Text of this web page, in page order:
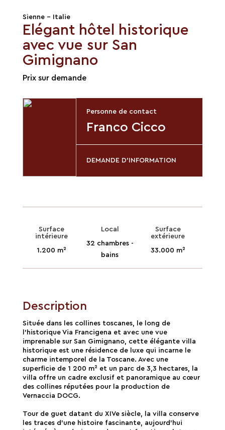
Sienne - Italie
Elégant hôtel historique
avec vue sur San
Gimignano
Prix sur demande
Personne de contact
Franco Cicco
DEMANDE D'INFORMATION
Surface
intérieure
1.200 m²
Local
32 chambres -
bains
Surface
extérieure
33.000 m²
Description
Située dans les collines toscanes, le long de
l'historique Via Francigena et avec une vue
imprenable sur San Gimignano, cette élégante villa
historique est une résidence de luxe qui incarne le
charme intemporel de la Toscane. Avec une
superficie de 1 200 m² et un parc de 3,3 hectares, la
villa offre un cadre exclusif et panoramique au cœur
des collines réputées pour la production de
Vernaccia DOCG.
Tour de guet datant du XIVe siècle, la villa conserve
les traces d'une histoire fascinante, aujourd'hui